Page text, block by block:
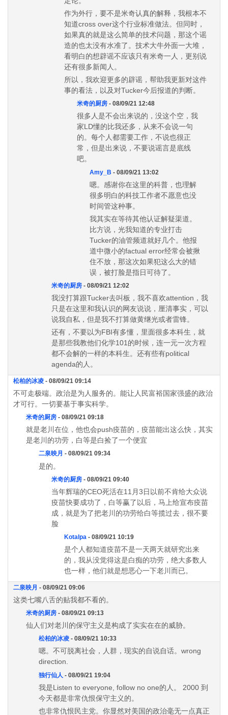
作为外行，要不是米奇认真的解释，我根本不
知道cross over这个行业标准做法。但同时，
如果真的就是这么简单的技术问题，那这个谣
造的也太没有水准了。技术大牛外面一大堆，
看明白的想辟谣不应该只有米奇一人，更别说
还有很多新闻人。
所以，我欢迎更多的辟谣，帮助我更新对这件
事的看法，以及对Tucker今后报道的判断。
米奇的厨房 - 08/09/21 12:48
很多人是不会出来说的，没这个空，我
家LD懂的比我还多，从来不会说一句
的。每个人都需要工作，不说也很正
常，但是出来说，不要说谣言是底线
吧。
Amy_B - 08/09/21 13:02
嗯。感谢你在这里的科普，也理解
很多明白的科技工作者不愿意也没
时间管这种事。
我其实在等待其他认证解疑渠道。
比方说，光我知道的专业打击
Tucker的油管频道就好几个。他报
道中微小的factual error经常会被揪
住不放，那这次如果犯这么大的错
误，被打脸是指日可待了。
米奇的厨房 - 08/09/21 12:02
我没打算跟Tucker去叫板，我不喜欢attention，我
只是在这里和我认识的网友说说，厘清事实，可以
说我自私，但是我不打算做黄继光或者雷锋。
还有，不要以为FBI有多懂，里面很多本科生，就
是那些我教他们化学101的时候，连一元一次方程
都不会解的一样的本科生。还有些有political
agenda的人。
松柏的冰凌 - 08/09/21 09:14
不可走极端。政治是为人服务的。能让人民富裕国家强盛的政治
才可行。一切要基于事实科学。
米奇的厨房 - 08/09/21 09:18
就是老川在位，他也会push疫苗的，疫苗能出这么快，其实
是老川的功劳，白等是白捡了一个便宜
二泉映月 - 08/09/21 09:34
是的。
米奇的厨房 - 08/09/21 09:40
当年辉瑞的CEO死活在11月3日以前不肯给大众说
疫苗快要成功了，白等赢了以后，马上给宣布疫苗
成，就是为了把老川的功劳给白等揽过去，很不要
脸
Kotalpa - 08/09/21 10:19
是个人都知道疫苗不是一天两天就研究出来
的，我从没觉得这是白痴的功劳，绝大多数人
也一样，他们就是想恶心一下老川而已。
二泉映月 - 08/09/21 09:06
这类七嘴八舌的贴我都不看的。
米奇的厨房 - 08/09/21 09:13
仙人们对老川的保守主义是构成了实实在在的威胁。
松柏的冰凌 - 08/09/21 10:33
嗯。不可脱离社会，人群，现实的自说自话。wrong
direction.
独行仙人 - 08/09/21 19:04
我是Listen to everyone, follow no one的人。 2000 到
今天都是非常仇恨保守主义的。
也非常仇恨民主党。你显然对美国的政治毫无一点真正